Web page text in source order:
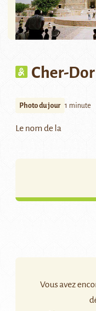
Cher-Dor
Photo du jour 1 minute
Le nom de la
Vous avez